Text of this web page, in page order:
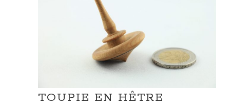
TOUPIE EN HÊTRE